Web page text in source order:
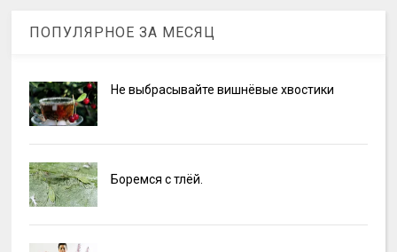
ПОПУЛЯРНОЕ ЗА МЕСЯЦ
Не выбрасывайте вишнёвые хвостики
Боремся с тлёй.